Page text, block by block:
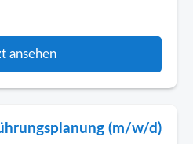
ansehen
(m/w/d)